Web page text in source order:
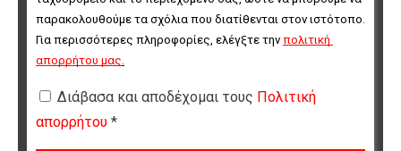
παρακολουθούμε τα σχόλια που διατίθενται στον ιστότοπο.
Για περισσότερες πληροφορίες, ελέγξτε την πολιτική
απορρήτου μας
Διάβασα και αποδέχομαι τους Πολιτική
απορρήτου *